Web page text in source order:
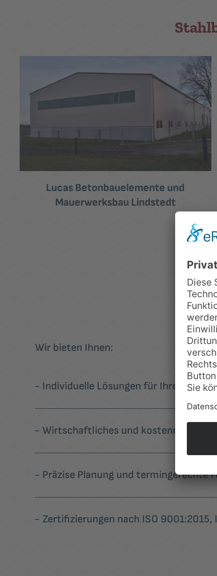
Neubau Unterstellhalle Hohenwulsch
Wir bieten Ihnen:
Individuelle Lösungen für Ihre Ihre
Wirtschaftliches und kosteneffizientes
Präzise Planung und termingerechte
Zertifizierungen nach ISO 9001:2015,